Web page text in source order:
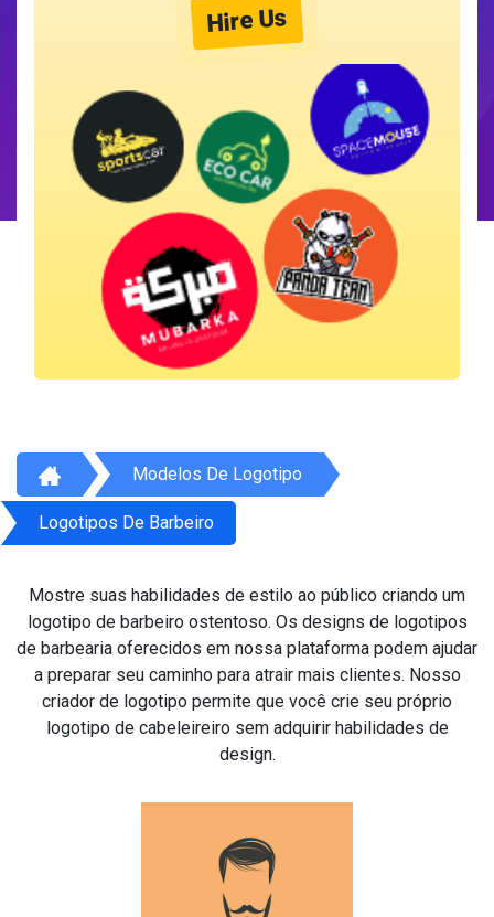
Hire Us
Modelos De Logotipo
Logotipos De Barbeiro
Mostre suas habilidades de estilo ao público criando um
logotipo de barbeiro ostentoso. Os designs de logotipos
de barbearia oferecidos em nossa plataforma podem ajudar
a preparar seu caminho para atrair mais clientes. Nosso
criador de logotipo permite que você crie seu próprio
logotipo de cabeleireiro sem adquirir habilidades de
design.